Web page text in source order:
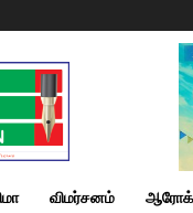
விமர்சனம்